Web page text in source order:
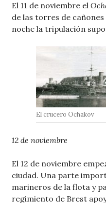
El 11 de noviembre el
de las torres de
noche la tripulación
El crucero Ochakov
12 de noviembre
El 12 de noviembre
ciudad. Una parte
marineros de la flota y
regimiento de Brest